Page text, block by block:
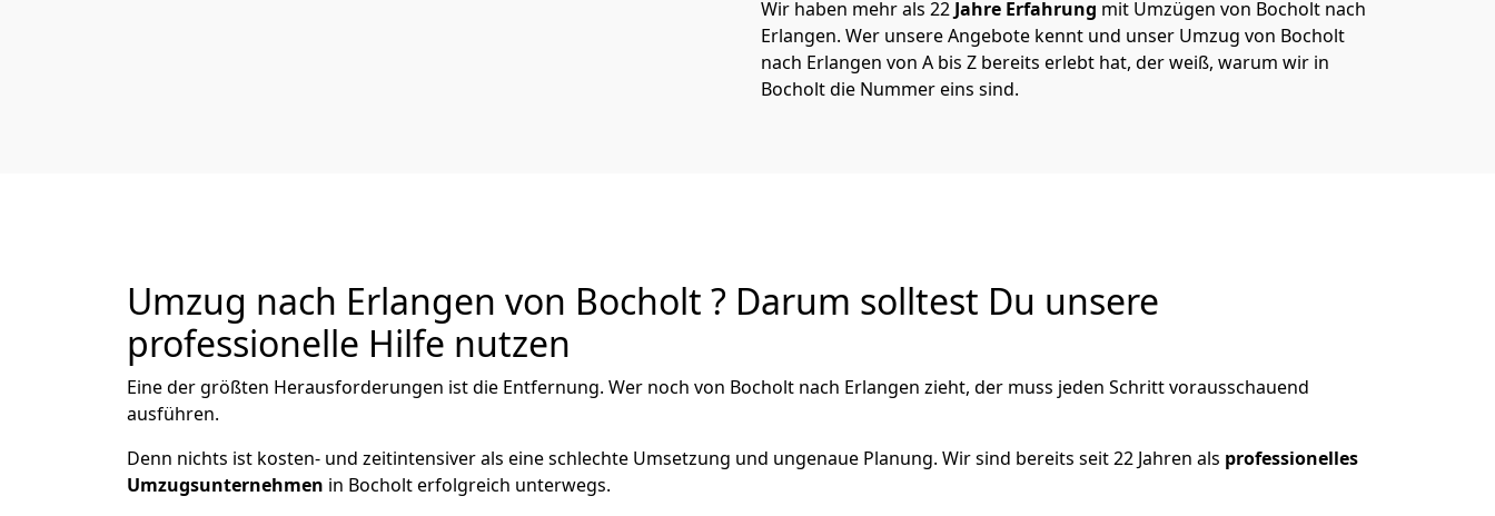
Wir haben mehr als 22 Jahre Erfahrung mit Umzügen von Bocholt nach
Erlangen. Wer unsere Angebote kennt und unser Umzug von Bocholt
nach Erlangen von A bis Z bereits erlebt hat, der weiß, warum wir in
Bocholt die Nummer eins sind.
Umzug nach Erlangen von Bocholt ? Darum solltest Du unsere
professionelle Hilfe nutzen
Eine der größten Herausforderungen ist die Entfernung. Wer noch von Bocholt nach Erlangen zieht, der muss jeden Schritt vorausschauend
ausführen.
Denn nichts ist kosten- und zeitintensiver als eine schlechte Umsetzung und ungenaue Planung. Wir sind bereits seit 22 Jahren als professionelles
Umzugsunternehmen in Bocholt erfolgreich unterwegs.